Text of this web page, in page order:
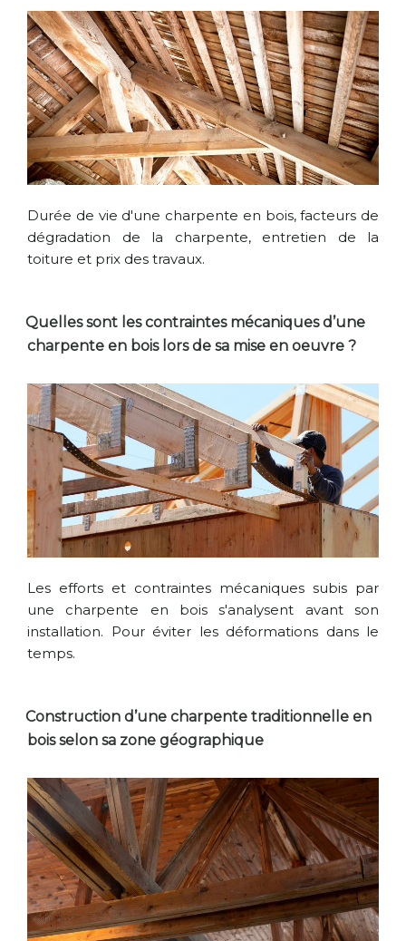
Durée de vie d'une charpente en bois, facteurs de
dégradation de la charpente, entretien de la
toiture et prix des travaux.
Quelles sont les contraintes mécaniques d’une
charpente en bois lors de sa mise en oeuvre ?
Les efforts et contraintes mécaniques subis par
une charpente en bois s'analysent avant son
installation. Pour éviter les déformations dans le
temps.
Construction d’une charpente traditionnelle en
bois selon sa zone géographique